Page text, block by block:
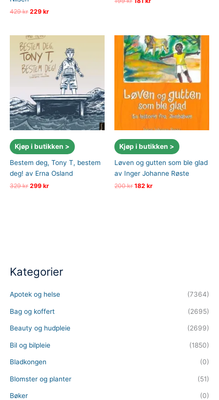
429kr Opprinnelig
429 kr.
229 krNåværende
229 kr.
Kjøp i butikken >
Bestem deg, Tony T, bestem
deg! av Erna Osland
329kr Opprinnelig
299 krNåværende
Kjøp i butikken >
Løven og gutten som ble glad
av Inger Johanne Røste
200kr Opprinnelig
182 krNåværende
Kategorier
Apotek og helse (7364)
Bag og koffert (2695)
Beauty og hudpleie (2699)
Bil og bilpleie (1850)
Bladkongen (0)
Blomster og planter (51)
Bøker (0)